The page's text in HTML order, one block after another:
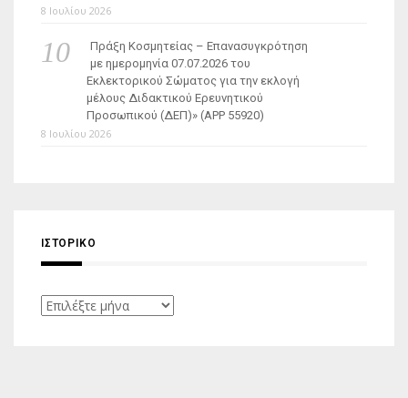
8 Ιουλίου 2026
Πράξη Κοσμητείας – Επανασυγκρότηση
με ημερομηνία 07.07.2026 του
Εκλεκτορικού Σώματος για την εκλογή
μέλους Διδακτικού Ερευνητικού
Προσωπικού (ΔΕΠ)» (APP 55920)
8 Ιουλίου 2026
ΙΣΤΟΡΙΚΌ
Ιστορικό